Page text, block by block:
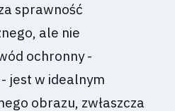
sprawność
ale nie
ochronny -
jest w idealnym
obrazu, zwłaszcza